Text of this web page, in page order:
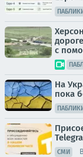
с
На
пока
СМИ